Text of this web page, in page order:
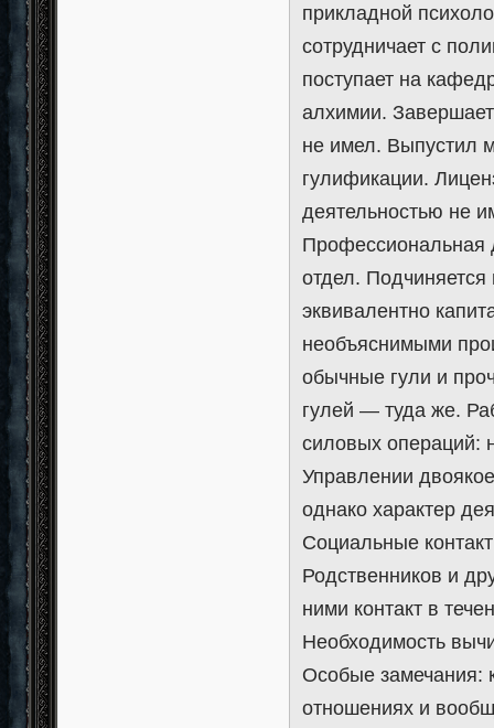
прикладной
сотрудничает с
поступает на
алхимии.
не имел. Выпустил
гулификации.
деятельностью не
Профессиональная
отдел.
эквивалентно
необъяснимыми
обычные гули и
гулей — туда же.
силовых операций:
Управлении
однако характер
Социальные
Родственников и
ними контакт в
Необходимость
Особые замечания:
отношениях и